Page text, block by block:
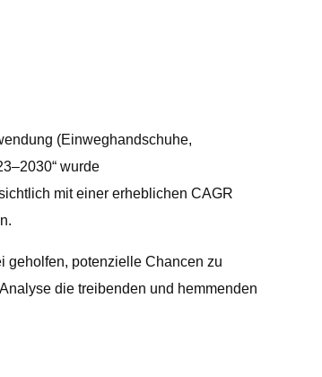
(Einweghandschuhe,
wurde
mit einer erheblichen CAGR
geholfen, potenzielle Chancen zu
die treibenden und hemmenden